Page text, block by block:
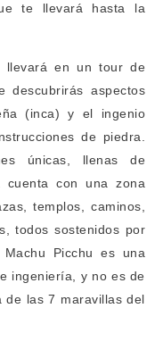
te llevará hasta la
llevará en un tour de
descubrirás aspectos
(inca) y el ingenio
de piedra.
únicas, llenas de
cuenta con una zona
templos, caminos,
todos sostenidos por
Picchu es una
ingeniería, y no es de
de las 7 maravillas del